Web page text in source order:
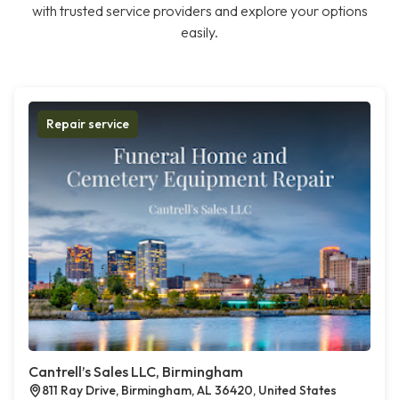
with trusted service providers and explore your options
easily.
Repair service
Cantrell’s Sales LLC, Birmingham
811 Ray Drive, Birmingham, AL 36420, United States